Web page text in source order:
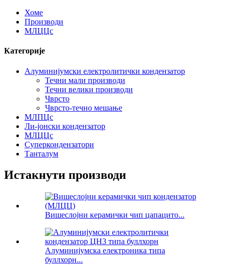
Хоме
Производи
МЛЦЦс
Категорије
Алуминијумски електролитички кондензатор
Течни мали производи
Течни велики производи
Чврсто
Чврсто-течно мешање
МЛПЦс
Ли-јонски кондензатор
МЛЦЦс
Суперкондензатори
Танталум
Истакнути производи
Вишеслојни керамички чип цапацито...
Алуминијумска електроника типа
буллхорн...